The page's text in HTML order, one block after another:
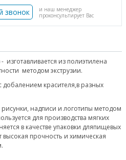
звонок
и наш менеджер
проконсультирует Вас
из полиэтилена
методом экструзии.
добалением красителя,в разных
надписи и логотипы методом
для производства мягких
в качестве упаковки дляпищевых
прочность и химическая